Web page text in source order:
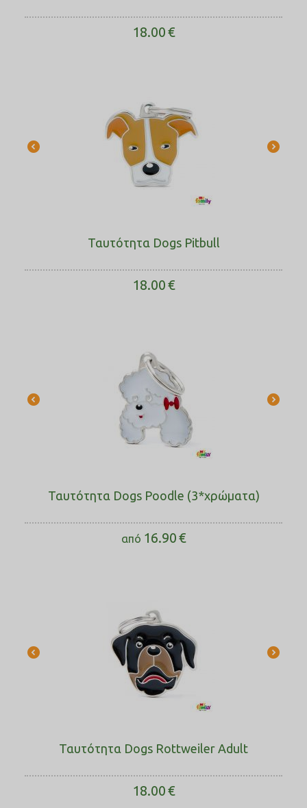
18.00€
Ταυτότητα Dogs Pitbull
18.00€
Ταυτότητα Dogs Poodle (3*χρώματα)
από 16.90€
Ταυτότητα Dogs Rottweiler Adult
18.00€